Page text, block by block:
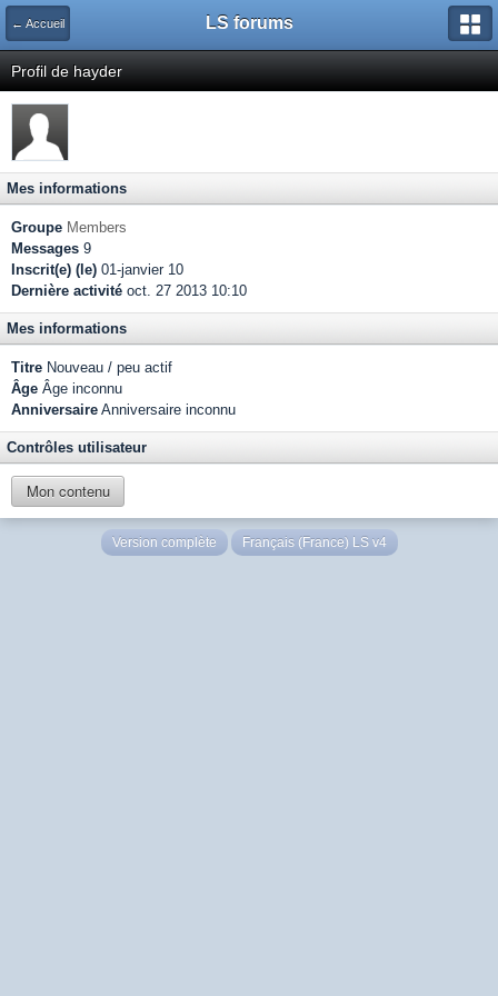
← Accueil LS forums
Profil de hayder
Mes informations
Groupe Members
Messages 9
Inscrit(e) (le) 01-janvier 10
Dernière activité oct. 27 2013 10:10
Mes informations
Titre Nouveau / peu actif
Âge Âge inconnu
Anniversaire Anniversaire inconnu
Contrôles utilisateur
Mon contenu
Version complète Français (France) LS v4